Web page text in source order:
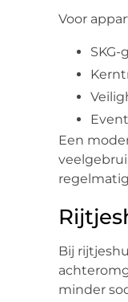
Voor
Een
Bij
minder